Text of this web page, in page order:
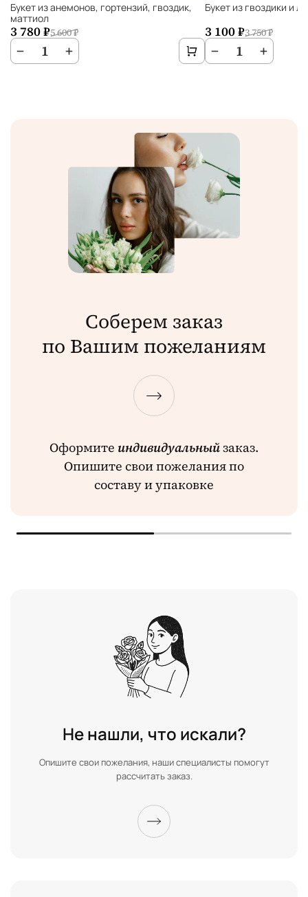
Букет из анемонов, гортензий, гвоздик,
маттиол
3 780 ₽5 600 ₽
− 1 +
Букет из гвоздики и
3 100 ₽3 750 ₽
− 1 +
Соберем заказ
по Вашим пожеланиям
Оформите индивидуальныйзаказ.
Опишите свои пожелания по
составу и упаковке
Не нашли, что искали?
Опишите свои пожелания, наши специалисты помогут
рассчитать заказ.